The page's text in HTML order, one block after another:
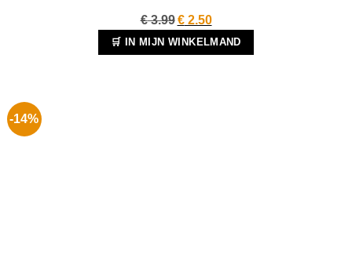
€3.99 Oorspronkelijke
prijs
was:
€2.50Huidige
prijs
is:
🛒 IN MIJN WINKELMAND
-14%